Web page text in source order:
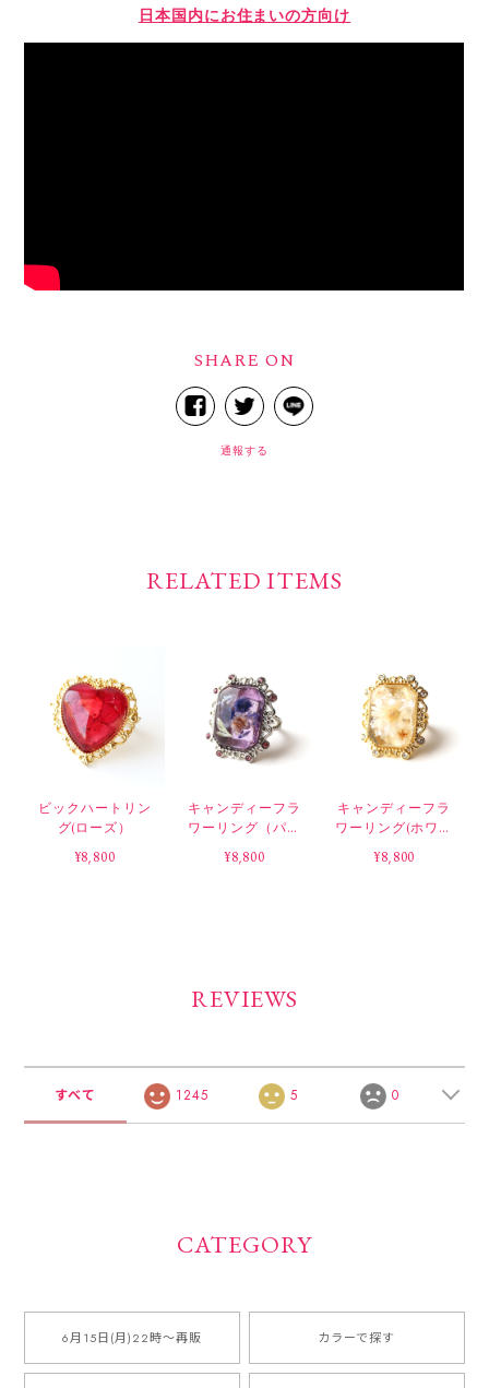
日本国内にお住まいの方向け
SHARE ON
通報する
RELATED ITEMS
ビックハートリン
グ(ローズ）
¥8,800
キャンディーフラ
ワーリング（パー
プル）
¥8,800
キャンディーフラ
ワーリング(ホワイ
ト）
¥8,800
REVIEWS
すべて 1245 5 0
CATEGORY
6月15日(月)22時〜再販 カラーで探す